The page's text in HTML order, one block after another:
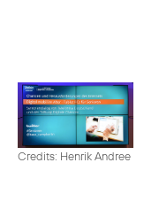
Credits: Henrik Andree